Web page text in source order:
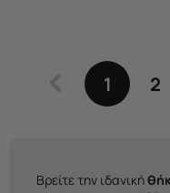
1 2
Βρείτε την ιδανική